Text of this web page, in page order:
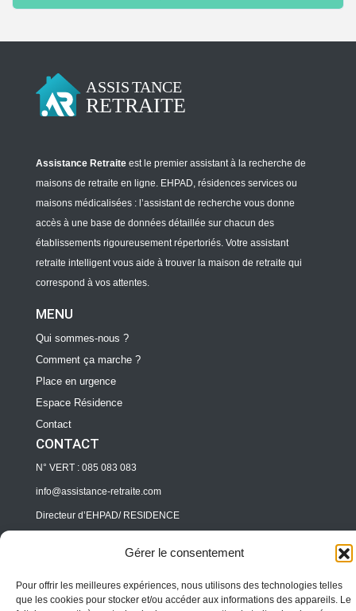
Gérer le consentement
Pour offrir les meilleures expériences, nous utilisons des technologies telles
que les cookies pour stocker et/ou accéder aux informations des appareils. Le
Assistance Retraite est le premier assistant à la recherche de
maisons de retraite en ligne. EHPAD, résidences services ou
maisons médicalisées : l’assistant de recherche vous donne
accès à une base de données détaillée sur chacun des
établissements rigoureusement répertoriés. Votre assistant
retraite intelligent vous aide à trouver la maison de retraite qui
correspond à vos attentes.
MENU
Qui sommes-nous ?
Comment ça marche ?
Place en urgence
Espace Résidence
Contact
CONTACT
N° VERT : 085 083 083
info@assistance-retraite.com
Directeur d’EHPAD/ RESIDENCE
pro@assitance-retraite.com